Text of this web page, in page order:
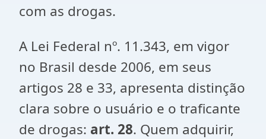
com as drogas.
A Lei Federal nº. 11.343, em vigor
no Brasil desde 2006, em seus
artigos 28 e 33, apresenta distinção
clara sobre o usuário e o traficante
de drogas: art. 28. Quem adquirir,